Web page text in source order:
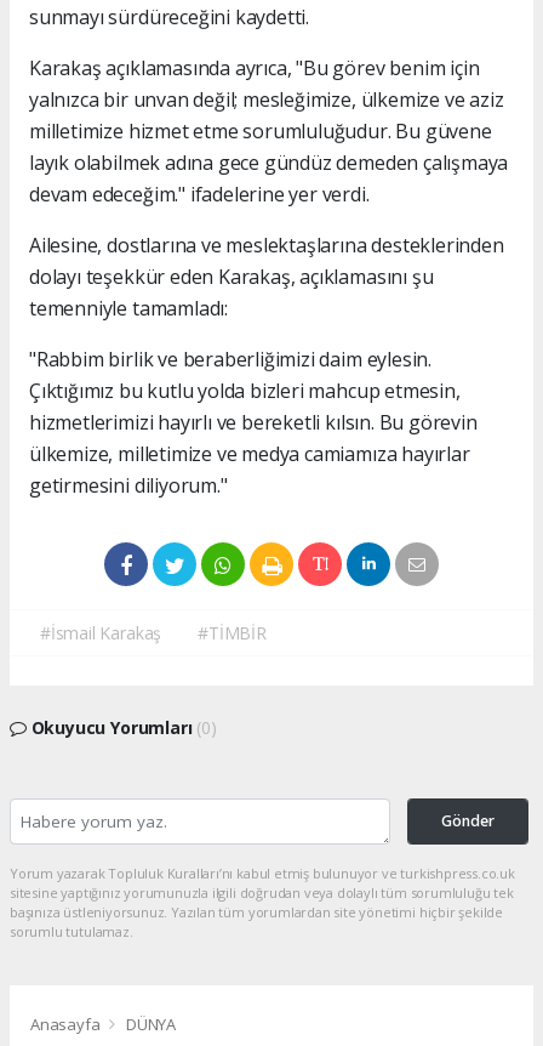
sunmayı sürdüreceğini kaydetti.
Karakaş açıklamasında ayrıca, "Bu görev benim için
yalnızca bir unvan değil; mesleğimize, ülkemize ve aziz
milletimize hizmet etme sorumluluğudur. Bu güvene
layık olabilmek adına gece gündüz demeden çalışmaya
devam edeceğim." ifadelerine yer verdi.
Ailesine, dostlarına ve meslektaşlarına desteklerinden
dolayı teşekkür eden Karakaş, açıklamasını şu
temenniyle tamamladı:
"Rabbim birlik ve beraberliğimizi daim eylesin.
Çıktığımız bu kutlu yolda bizleri mahcup etmesin,
hizmetlerimizi hayırlı ve bereketli kılsın. Bu görevin
ülkemize, milletimize ve medya camiamıza hayırlar
getirmesini diliyorum."
#İsmail Karakaş #TİMBİR
Okuyucu Yorumları (0)
Gönder
Yorum yazarak Topluluk Kuralları’nı kabul etmiş bulunuyor ve turkishpress.co.uk
sitesine yaptığınız yorumunuzla ilgili doğrudan veya dolaylı tüm sorumluluğu tek
başınıza üstleniyorsunuz. Yazılan tüm yorumlardan site yönetimi hiçbir şekilde
sorumlu tutulamaz.
Anasayfa DÜNYA